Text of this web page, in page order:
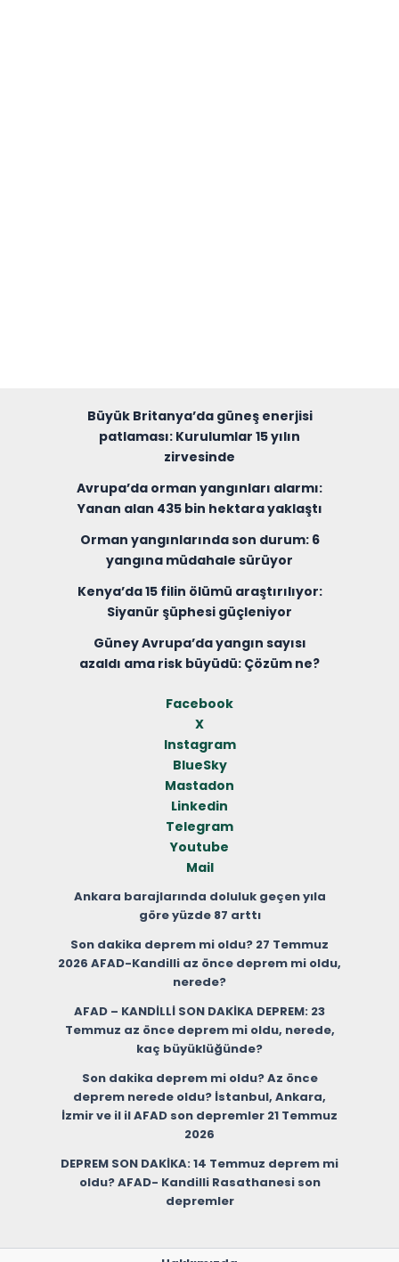
Büyük Britanya’da güneş enerjisi
patlaması: Kurulumlar 15 yılın
zirvesinde
Avrupa’da orman yangınları alarmı:
Yanan alan 435 bin hektara yaklaştı
Orman yangınlarında son durum: 6
yangına müdahale sürüyor
Kenya’da 15 filin ölümü araştırılıyor:
Siyanür şüphesi güçleniyor
Güney Avrupa’da yangın sayısı
azaldı ama risk büyüdü: Çözüm ne?
Facebook
X
Instagram
BlueSky
Mastadon
Linkedin
Telegram
Youtube
Mail
Ankara barajlarında doluluk geçen yıla
göre yüzde 87 arttı
Son dakika deprem mi oldu? 27 Temmuz
2026 AFAD-Kandilli az önce deprem mi oldu,
nerede?
AFAD – KANDİLLİ SON DAKİKA DEPREM: 23
Temmuz az önce deprem mi oldu, nerede,
kaç büyüklüğünde?
Son dakika deprem mi oldu? Az önce
deprem nerede oldu? İstanbul, Ankara,
İzmir ve il il AFAD son depremler 21 Temmuz
2026
DEPREM SON DAKİKA: 14 Temmuz deprem mi
oldu? AFAD- Kandilli Rasathanesi son
depremler